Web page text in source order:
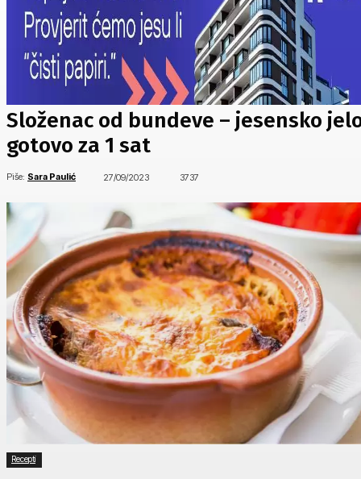
Složenac od bundeve – jesensko
gotovo za 1 sat
Piše: Sara Paulić 27/09/2023 3737
Recepti